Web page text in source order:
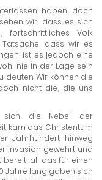
haben, doch
wir, dass es sich
Volk
dass wir es
ist es jedoch eine
nie in der Lage sein
deuten. Wir können die
nicht die, die uns
sich die Nebel der
kam das Christentum
Jahrhundert hinweg
Invasion gewehrt und
bereit, all das für einen
Jahre lang gaben sich